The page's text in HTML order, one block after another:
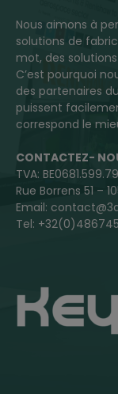
Nous aimons à
solutions de
mot, des
C’est pourquoi
des partenaires
puissent
correspond le
CONTACTEZ-
TVA:
Rue Borrens 51 –
Email:
Tel: